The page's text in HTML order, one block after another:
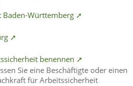
Baden-Württemberg ➚
➚
benennen ➚
Sie eine Beschäftigte oder einen
für Arbeitssicherheit